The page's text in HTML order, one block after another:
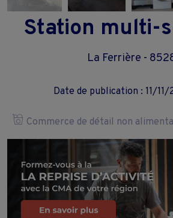
Station multi-
La Ferrière -
Date de publication : 11/11/
Commerce de détail non